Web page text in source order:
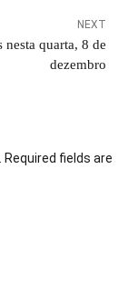
NEXT
nesta quarta, 8 de
dezembro
fields are